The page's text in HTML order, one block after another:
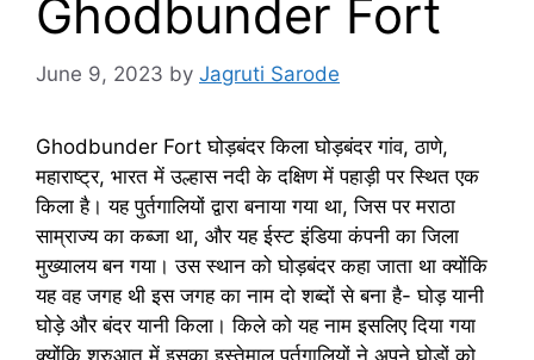
Ghodbunder Fort
June 9, 2023 by Jagruti Sarode
Ghodbunder Fort घोड़बंदर किला घोड़बंदर गांव, ठाणे,
महाराष्ट्र, भारत में उल्हास नदी के दक्षिण में पहाड़ी पर स्थित एक
किला है। यह पुर्तगालियों द्वारा बनाया गया था, जिस पर मराठा
साम्राज्य का कब्जा था, और यह ईस्ट इंडिया कंपनी का जिला
मुख्यालय बन गया। उस स्थान को घोड़बंदर कहा जाता था क्योंकि
यह वह जगह थी इस जगह का नाम दो शब्दों से बना है- घोड़ यानी
घोड़े और बंदर यानी किला। किले को यह नाम इसलिए दिया गया
क्योंकि शुरुआत में इसका इस्तेमाल पुर्तगालियों ने अपने घोड़ों को